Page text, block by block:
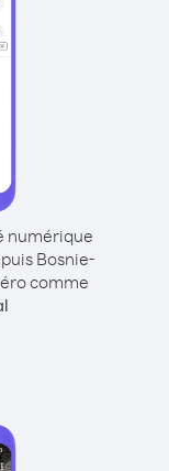
numérique
Bosnie-
comme